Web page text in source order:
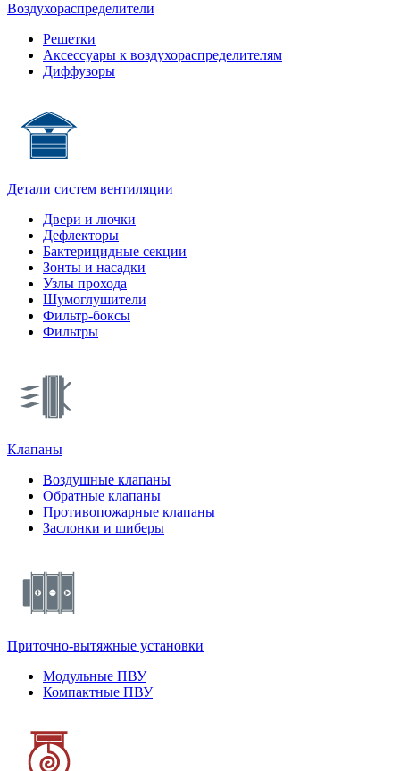
Воздухораспределители
Решетки
Аксессуары к воздухораспределителям
Диффузоры
Детали систем вентиляции
Двери и лючки
Дефлекторы
Бактерицидные секции
Зонты и насадки
Узлы прохода
Шумоглушители
Фильтр-боксы
Фильтры
Клапаны
Воздушные клапаны
Обратные клапаны
Противопожарные клапаны
Заслонки и шиберы
Приточно-вытяжные установки
Модульные ПВУ
Компактные ПВУ